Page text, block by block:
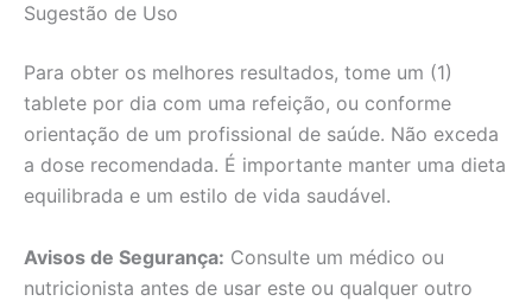
Sugestão de Uso
Para obter os melhores resultados, tome um (1)
tablete por dia com uma refeição, ou conforme
orientação de um profissional de saúde. Não exceda
a dose recomendada. É importante manter uma dieta
equilibrada e um estilo de vida saudável.
Avisos de Segurança: Consulte um médico ou
nutricionista antes de usar este ou qualquer outro